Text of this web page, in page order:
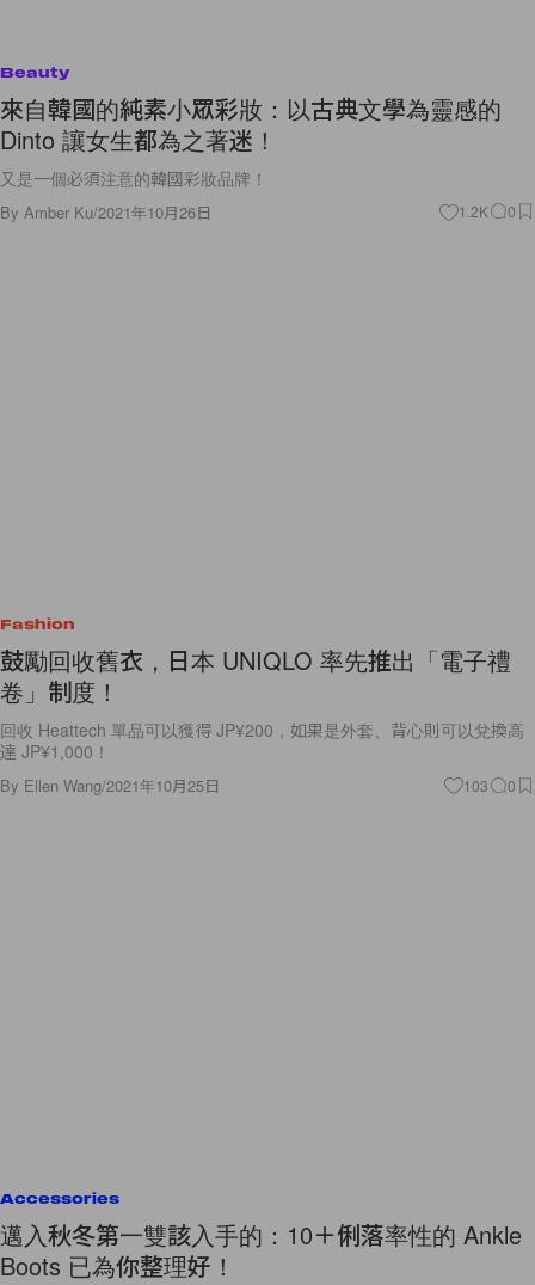
Beauty
來自韓國的純素小眾彩妝：以古典文學為靈感的
Dinto 讓女生都為之著迷！
又是一個必須注意的韓國彩妝品牌！
By Amber Ku/2021年10月26日 1.2K 0
Fashion
鼓勵回收舊衣，日本 UNIQLO 率先推出「電子禮
卷」制度！
回收 Heattech 單品可以獲得 JP¥200，如果是外套、背心則可以兌換高
達 JP¥1,000！
By Ellen Wang/2021年10月25日 103 0
Accessories
邁入秋冬第一雙該入手的：10＋俐落率性的 Ankle
Boots 已為你整理好！